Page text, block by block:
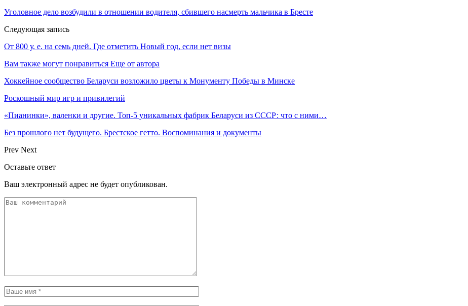
Уголовное дело возбудили в отношении водителя, сбившего насмерть мальчика в Бресте
Следующая запись
От 800 у. е. на семь дней. Где отметить Новый год, если нет визы
Вам также могут понравиться Еще от автора
Хоккейное сообщество Беларуси возложило цветы к Монументу Победы в Минске
Роскошный мир игр и привилегий
«Пианинки», валенки и другие. Топ-5 уникальных фабрик Беларуси из СССР: что с ними…
Без прошлого нет будущего. Брестское гетто. Воспоминания и документы
Prev Next
Оставьте ответ
Ваш электронный адрес не будет опубликован.